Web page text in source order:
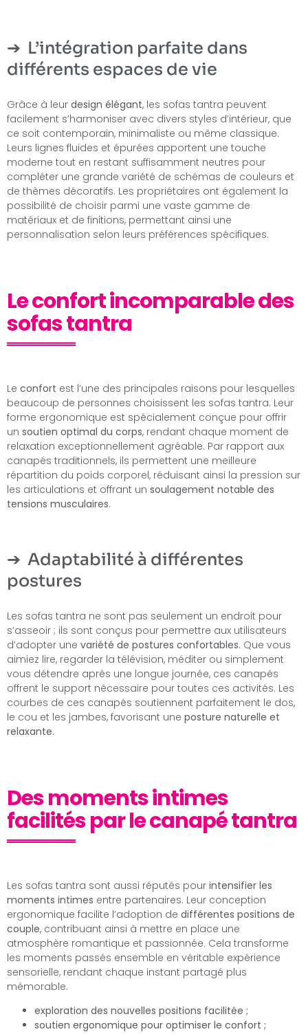
L’intégration parfaite dans
différents espaces de vie
Grâce à leur design élégant, les sofas tantra peuvent
facilement s’harmoniser avec divers styles d’intérieur, que
ce soit contemporain, minimaliste ou même classique.
Leurs lignes fluides et épurées apportent une touche
moderne tout en restant suffisamment neutres pour
compléter une grande variété de schémas de couleurs et
de thèmes décoratifs. Les propriétaires ont également la
possibilité de choisir parmi une vaste gamme de
matériaux et de finitions, permettant ainsi une
personnalisation selon leurs préférences spécifiques.
Le confort incomparable des
sofas tantra
Le confort est l’une des principales raisons pour lesquelles
beaucoup de personnes choisissent les sofas tantra. Leur
forme ergonomique est spécialement conçue pour offrir
un soutien optimal du corps, rendant chaque moment de
relaxation exceptionnellement agréable. Par rapport aux
canapés traditionnels, ils permettent une meilleure
répartition du poids corporel, réduisant ainsi la pression sur
les articulations et offrant un soulagement notable des
tensions musculaires.
Adaptabilité à différentes
postures
Les sofas tantra ne sont pas seulement un endroit pour
s’asseoir ; ils sont conçus pour permettre aux utilisateurs
d’adopter une variété de postures confortables. Que vous
aimiez lire, regarder la télévision, méditer ou simplement
vous détendre après une longue journée, ces canapés
offrent le support nécessaire pour toutes ces activités. Les
courbes de ces canapés soutiennent parfaitement le dos,
le cou et les jambes, favorisant une posture naturelle et
relaxante.
Des moments intimes
facilités par le canapé tantra
Les sofas tantra sont aussi réputés pour intensifier les
moments intimes entre partenaires. Leur conception
ergonomique facilite l’adoption de différentes positions de
couple, contribuant ainsi à mettre en place une
atmosphère romantique et passionnée. Cela transforme
les moments passés ensemble en véritable expérience
sensorielle, rendant chaque instant partagé plus
mémorable.
exploration des nouvelles positions facilitée ;
soutien ergonomique pour optimiser le confort ;